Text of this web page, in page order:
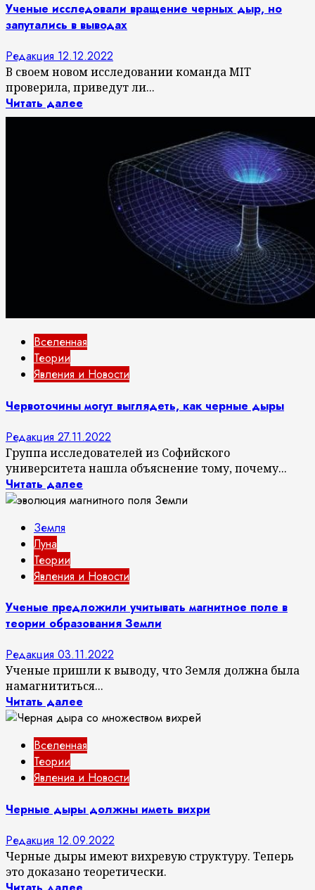
Ученые исследовали вращение черных дыр, но
запутались в выводах
Редакция 12.12.2022
В своем новом исследовании команда MIT
проверила, приведут ли...
Читать далее
Вселенная
Теории
Явления и Новости
Червоточины могут выглядеть, как черные дыры
Редакция 27.11.2022
Группа исследователей из Софийского
университета нашла объяснение тому, почему...
Читать далее
Земля
Луна
Теории
Явления и Новости
Ученые предложили учитывать магнитное поле в
теории образования Земли
Редакция 03.11.2022
Ученые пришли к выводу, что Земля должна была
намагнититься...
Читать далее
Вселенная
Теории
Явления и Новости
Черные дыры должны иметь вихри
Редакция 12.09.2022
Черные дыры имеют вихревую структуру. Теперь
это доказано теоретически.